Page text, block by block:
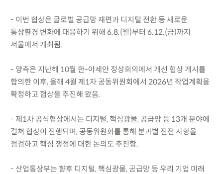
- 이번 협상은 글로벌 공급망 재편과 디지털 전환 등 새로운
통상환경 변화에 대응하기 위해 6.8.(월)부터 6.12.(금)까지
서울에서 개최됨.
- 양측은 지난해 10월 한-아세안 정상회의에서 개선 협상 개시를
합의한 이후, 올해 4월 제1차 공동위원회에서 2026년 작업계획을
확정하고 협상을 추진해 왔음.
- 제1차 공식협상에서는 디지털, 핵심광물, 공급망 등 13개 분야에
걸쳐 협상이 진행되며, 공동위원회를 통해 분과별 진전 사항을
점검하고 핵심 쟁점에 대한 논의도 추진함.
- 산업통상부는 향후 디지털, 핵심광물, 공급망 등 우리 기업 미래